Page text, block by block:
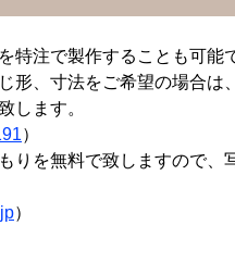
注で製作することも可能
形、寸法をご希望の場合は、
します。
）
りを無料で致しますので、
）